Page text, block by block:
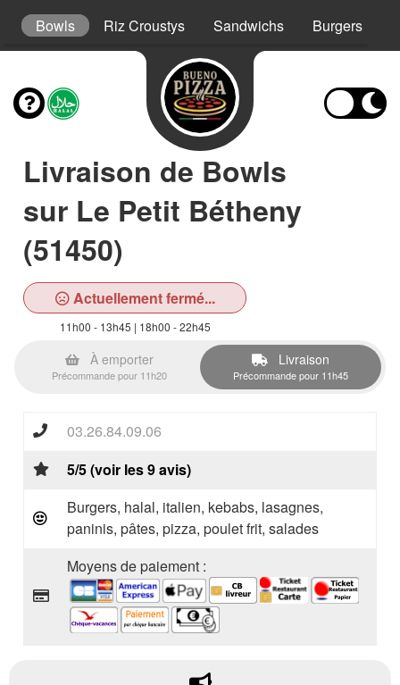
Bowls Riz Croustys Sandwichs Burgers
Livraison de Bowls
sur Le Petit Bétheny
(51450)
Actuellement fermé...
11h00 - 13h45 | 18h00 - 22h45
À emporter
Précommande pour 11h20
Livraison
Précommande pour 11h45
03.26.84.09.06
5/5 (voir les 9 avis)
Burgers, halal, italien, kebabs, lasagnes,
paninis, pâtes, pizza, poulet frit, salades
Moyens de paiement :